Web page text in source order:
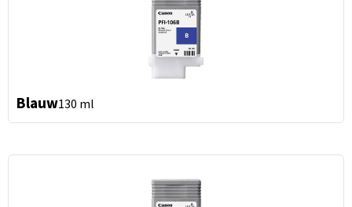
Blauw130 ml